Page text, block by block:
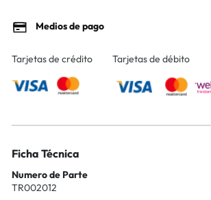
Medios de pago
Tarjetas de crédito Tarjetas de débito
Ficha Técnica
Numero de Parte
TR002012